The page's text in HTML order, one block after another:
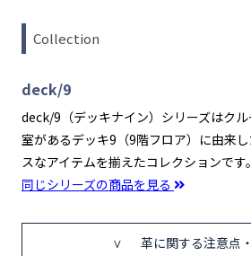
入荷お知らせ
Collection
deck/9
deck/9（デッキナイン）シリーズはク
室があるデッキ9（9階フロア）に由来
スなアイテムを揃えたコレクションです。
同じシリーズの商品を見る
革に関する注意点